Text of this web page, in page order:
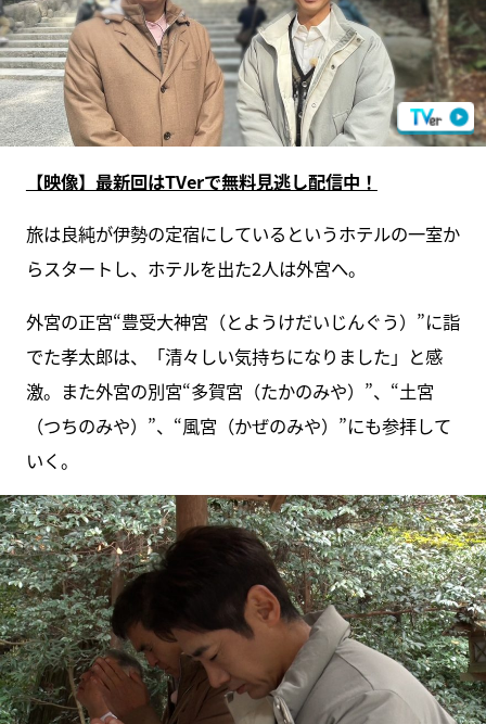
【映像】最新回はTVerで無料見逃し配信中！
旅は良純が伊勢の定宿にしているというホテルの一室か
らスタートし、ホテルを出た2人は外宮へ。
外宮の正宮“豊受大神宮（とようけだいじんぐう）”に詣
でた孝太郎は、「清々しい気持ちになりました」と感
激。また外宮の別宮“多賀宮（たかのみや）”、“土宮
（つちのみや）”、“風宮（かぜのみや）”にも参拝して
いく。